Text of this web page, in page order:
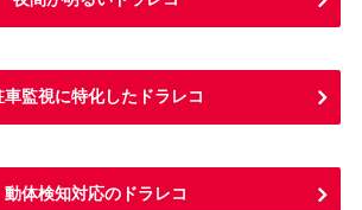
車監視に特化したドラレコ
動体検知対応のドラレコ